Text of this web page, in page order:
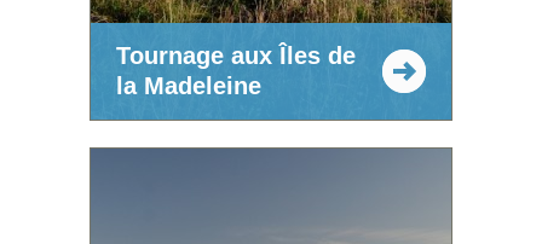
Tournage aux Îles de
la Madeleine